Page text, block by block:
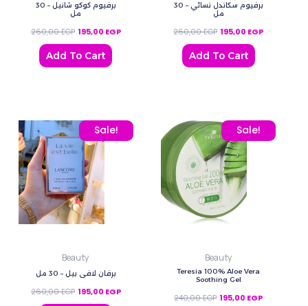
برفيوم كوكو شانيل – 30
مل
260,00EGP 195,00 EGP
Add To Cart
برفيوم سكاندل نسائي – 30
مل
260,00EGP 195,00 EGP
Add To Cart
Sale!
Beauty
برفان لافي بيل – 30 مل
260,00EGP
Original price was: 260,00 EGP.
195,00 EGP
Current price is: 195,00 EGP. Sale!
Beauty
Teresia 100% Aloe Vera
Soothing Gel
240,00EGP
Original price was:
195,00 EGP
Current